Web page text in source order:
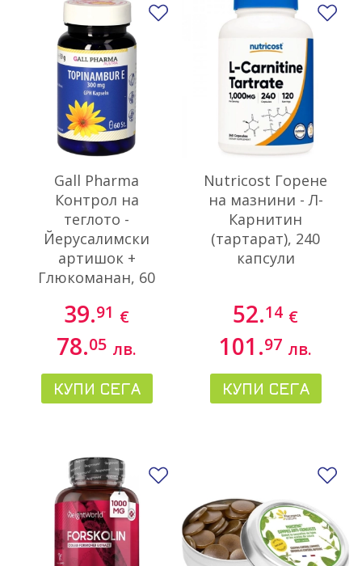
Gall Pharma
Контрол на
теглото -
Йерусалимски
артишок +
Глюкоманан, 60
39.91 €
78.05 лв.
КУПИ СЕГА
Добави в любими
Nutricost Горене
на мазнини - Л-
Карнитин
(тартарат), 240
капсули
52.14 €
101.97 лв.
КУПИ СЕГА